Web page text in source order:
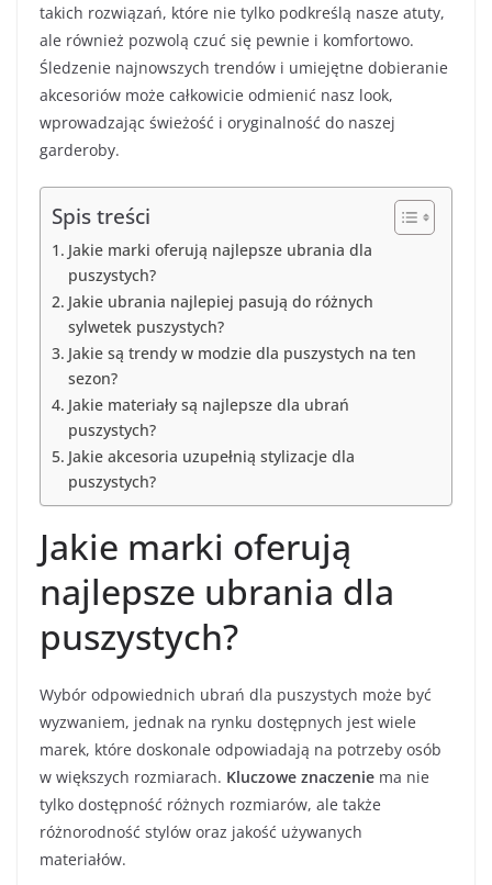
takich rozwiązań, które nie tylko podkreślą nasze atuty,
ale również pozwolą czuć się pewnie i komfortowo.
Śledzenie najnowszych trendów i umiejętne dobieranie
akcesoriów może całkowicie odmienić nasz look,
wprowadzając świeżość i oryginalność do naszej
garderoby.
Spis treści
Jakie marki oferują najlepsze ubrania dla
puszystych?
Jakie ubrania najlepiej pasują do różnych
sylwetek puszystych?
Jakie są trendy w modzie dla puszystych na ten
sezon?
Jakie materiały są najlepsze dla ubrań
puszystych?
Jakie akcesoria uzupełnią stylizacje dla
puszystych?
Jakie marki oferują
najlepsze ubrania dla
puszystych?
Wybór odpowiednich ubrań dla puszystych może być
wyzwaniem, jednak na rynku dostępnych jest wiele
marek, które doskonale odpowiadają na potrzeby osób
w większych rozmiarach. Kluczowe znaczenie ma nie
tylko dostępność różnych rozmiarów, ale także
różnorodność stylów oraz jakość używanych
materiałów.